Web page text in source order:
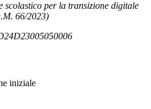
scolastico per la transizione digitale
66/2023)
iniziale